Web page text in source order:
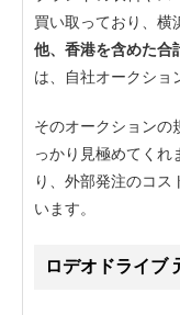
買い取っており、横
他、香港を含めた合
は、自社オークショ
そのオークションの
っかり見極めてくれ
り、外部発注のコ
います。
ロデオドライブ